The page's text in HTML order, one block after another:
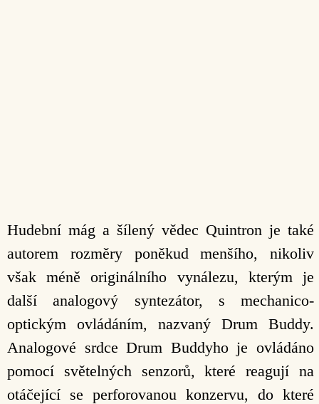
Hudební mág a šílený vědec Quintron je také
autorem rozměry poněkud menšího, nikoliv
však méně originálního vynálezu, kterým je
další analogový syntezátor, s mechanico-
optickým ovládáním, nazvaný Drum Buddy.
Analogové srdce Drum Buddyho je ovládáno
pomocí světelných senzorů, které reagují na
otáčející se perforovanou konzervu, do které